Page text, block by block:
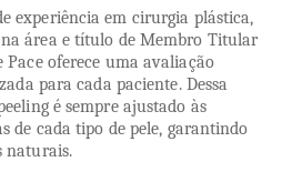
experiência em cirurgia plástica,
área e título de Membro Titular
Pace oferece uma avaliação
para cada paciente. Dessa
é sempre ajustado às
de cada tipo de pele, garantindo
naturais.